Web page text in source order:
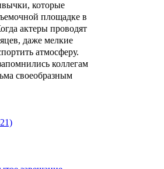
которые
площадке в
актеры проводят
даже мелкие
атмосферу.
коллегам
своеобразным